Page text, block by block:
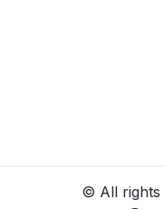
© All rights